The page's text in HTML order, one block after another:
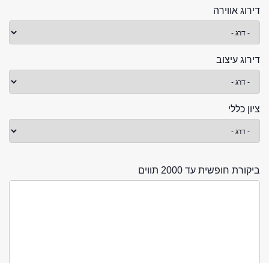
דירוג אווירה
דירוג עיצוב
ציון כללי
ביקורת חופשית עד 2000 תווים